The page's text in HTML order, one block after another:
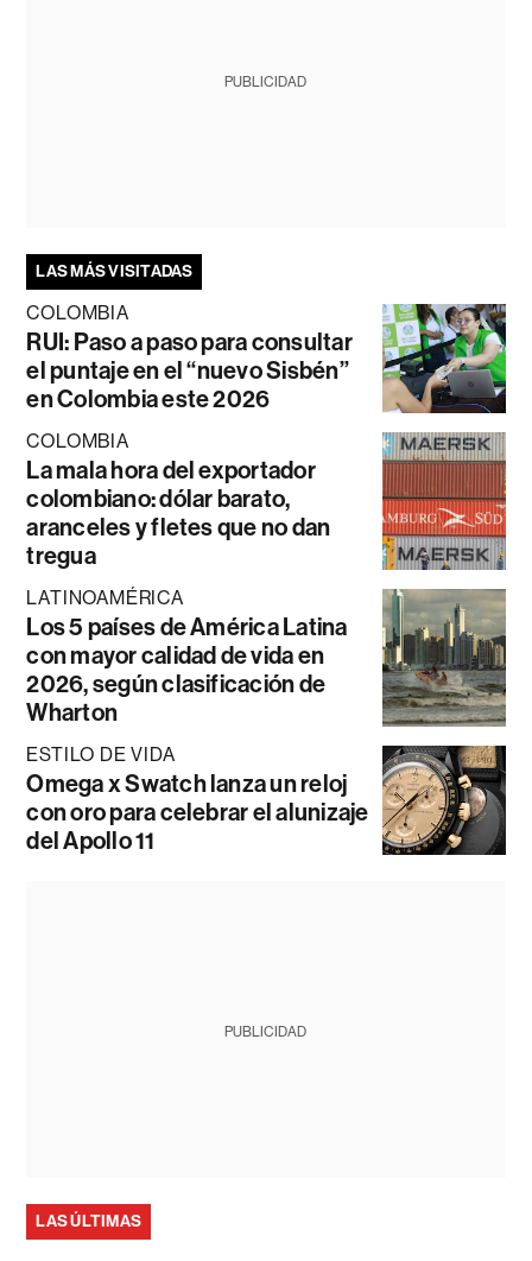
PUBLICIDAD
LAS MÁS VISITADAS
COLOMBIA
RUI: Paso a paso para consultar
el puntaje en el “nuevo Sisbén”
en Colombia este 2026
COLOMBIA
La mala hora del exportador
colombiano: dólar barato,
aranceles y fletes que no dan
tregua
LATINOAMÉRICA
Los 5 países de América Latina
con mayor calidad de vida en
2026, según clasificación de
Wharton
ESTILO DE VIDA
Omega x Swatch lanza un reloj
con oro para celebrar el alunizaje
del Apollo 11
PUBLICIDAD
LAS ÚLTIMAS